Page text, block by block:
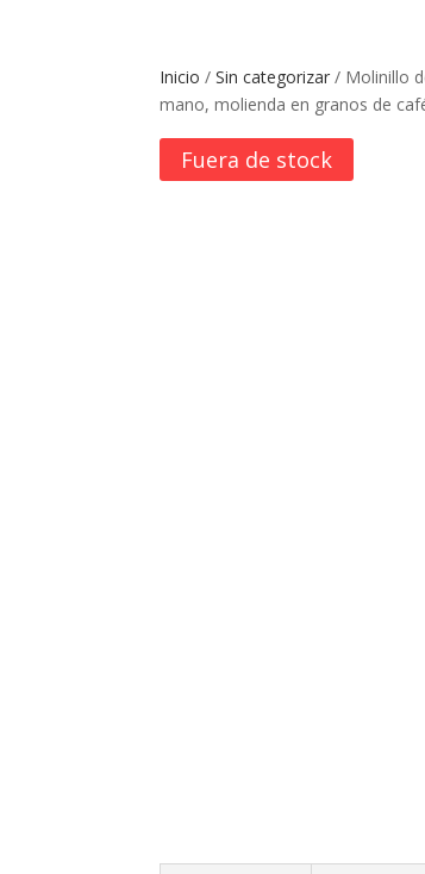
Inicio /Sin categorizar / Molinillo
mano, molienda en granos de
Fuera de stock